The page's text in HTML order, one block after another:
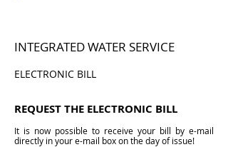
INTEGRATED WATER SERVICE
ELECTRONIC BILL
REQUEST THE ELECTRONIC BILL
It is now possible to receive your bill by e-mail
directly in your e-mail box on the day of issue!